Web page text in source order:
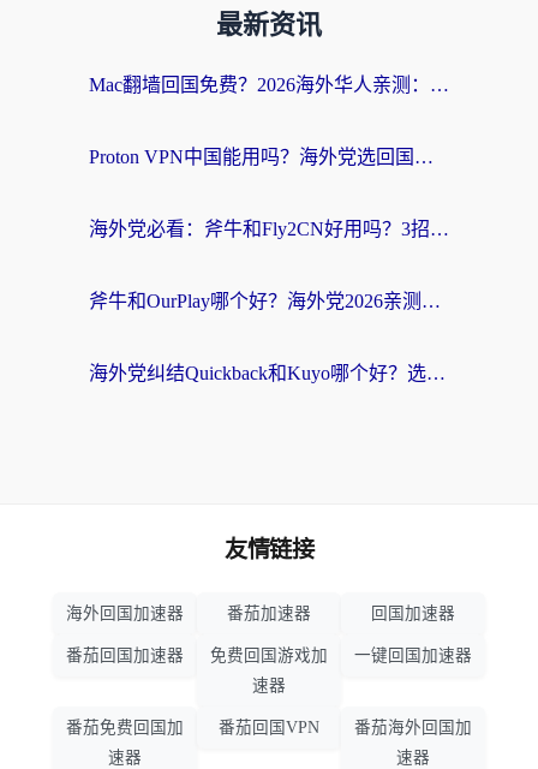
最新资讯
Mac翻墙回国免费？2026海外华人亲测：从CCTV5直播到国内APP，这样选加速器才靠谱
Proton VPN中国能用吗？海外党选回国加速器的避坑指南（附番茄加速器实测）
海外党必看：斧牛和Fly2CN好用吗？3招教你选对回国加速器（附免费试用攻略）
斧牛和OurPlay哪个好？海外党2026亲测：选对加速器，国内资源秒加载
海外党纠结Quickback和Kuyo哪个好？选对回国加速器才能无缝刷国内资源
友情链接
海外回国加速器 番茄加速器 回国加速器
番茄回国加速器
免费回国游戏加
速器
一键回国加速器
番茄免费回国加
速器
番茄回国VPN
番茄海外回国加
速器